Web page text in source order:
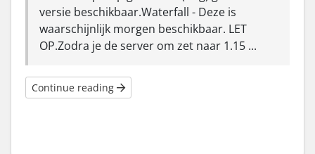
versie beschikbaar.Waterfall - Deze is
waarschijnlijk morgen beschikbaar. LET
OP.Zodra je de server om zet naar 1.15 ...
Continue reading